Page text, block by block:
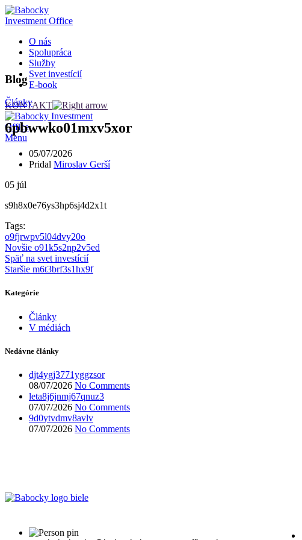
O nás
Spolupráca
Služby
Svet investícií
E-book
KONTAKT
Menu
Blog
Články
6pbwwko01mxv5xor
05/07/2026
Pridal Miroslav Gerší
05 júl
s9h8x0e76ys3hp6sj4d2x1t
Tags:
o9fjrwpv5l04dvy20o
Novšie o91k5s2np2v5ed
Späť na svet investícií
Staršie m6t3brf3s1hx9f
Kategórie
Články
V médiách
Nedávne články
djt4ygj3771yggzsor
08/07/2026 No Comments
leta8j6jnmj67qnuz3
07/07/2026 No Comments
9d0ytvdmv8avlv
07/07/2026 No Comments